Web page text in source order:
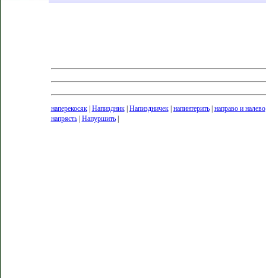
наперекосяк| Напиздник| Напиздничек| напинтерить| направо и налево
напрясть| Напуршить|